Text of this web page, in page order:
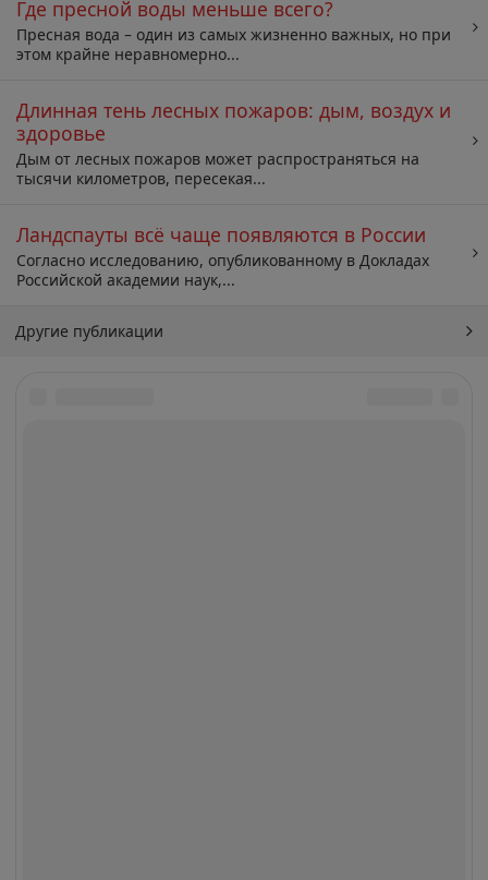
Где пресной воды меньше всего?
Пресная вода – один из самых жизненно важных, но при
этом крайне неравномерно...
Длинная тень лесных пожаров: дым, воздух и
здоровье
Дым от лесных пожаров может распространяться на
тысячи километров, пересекая...
Ландспауты всё чаще появляются в России
Согласно исследованию, опубликованному в Докладах
Российской академии наук,...
Другие публикации